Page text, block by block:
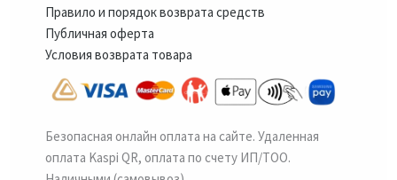
Правило и порядок возврата средств
Публичная оферта
Условия возврата товара
Безопасная онлайн оплата на сайте. Удаленная
оплата Kaspi QR, оплата по счету ИП/ТОО.